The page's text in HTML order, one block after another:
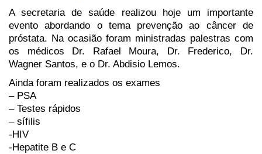
A secretaria de saúde realizou hoje um importante
evento abordando o tema prevenção ao câncer de
próstata. Na ocasião foram ministradas palestras com
os médicos Dr. Rafael Moura, Dr. Frederico, Dr.
Wagner Santos, e o Dr. Abdisio Lemos.
Ainda foram realizados os exames
– PSA
– Testes rápidos
– sífilis
-HIV
-Hepatite B e C